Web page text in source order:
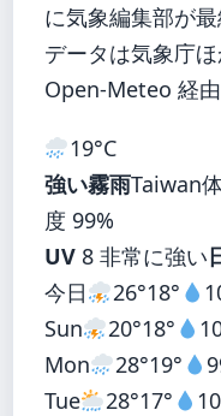
に気象編集部が最
データは気象庁
Open-Meteo 経由
19°C
強い霧雨Taiwan
度 99%
UV 8 非常に強い
今日
26°18°
Sun
20°18°
Mon
28°19°
Tue
28°17°